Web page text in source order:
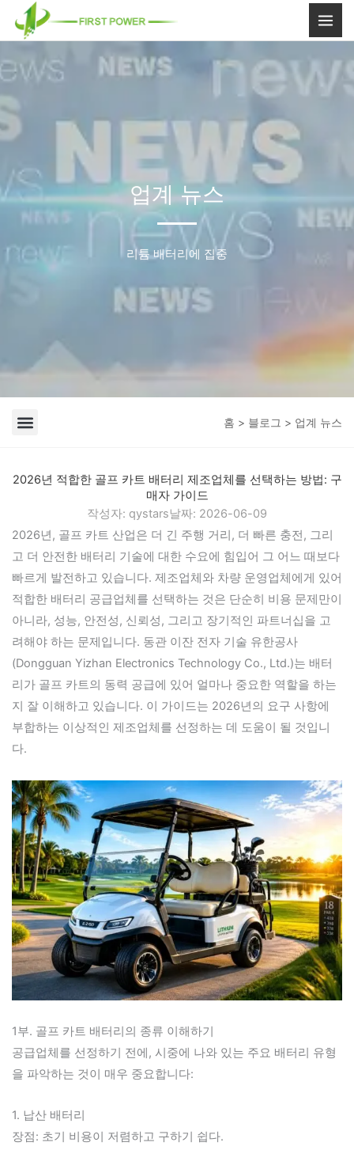
로
건
너
뛰
업계 뉴스
리튬 배터리에 집중
홈 > 블로그 > 업계 뉴스
2026년 적합한 골프 카트 배터리 제조업체를 선택하는 방법: 구
매자 가이드
작성자: qystars날짜: 2026-06-09
2026년, 골프 카트 산업은 더 긴 주행 거리, 더 빠른 충전, 그리
고 더 안전한 배터리 기술에 대한 수요에 힘입어 그 어느 때보다
빠르게 발전하고 있습니다. 제조업체와 차량 운영업체에게 있어
적합한 배터리 공급업체를 선택하는 것은 단순히 비용 문제만이
아니라, 성능, 안전성, 신뢰성, 그리고 장기적인 파트너십을 고
려해야 하는 문제입니다. 동관 이잔 전자 기술 유한공사
(Dongguan Yizhan Electronics Technology Co., Ltd.)는 배터
리가 골프 카트의 동력 공급에 있어 얼마나 중요한 역할을 하는
지 잘 이해하고 있습니다. 이 가이드는 2026년의 요구 사항에
부합하는 이상적인 제조업체를 선정하는 데 도움이 될 것입니
다.
1부. 골프 카트 배터리의 종류 이해하기
공급업체를 선정하기 전에, 시중에 나와 있는 주요 배터리 유형
을 파악하는 것이 매우 중요합니다:
1. 납산 배터리
장점: 초기 비용이 저렴하고 구하기 쉽다.